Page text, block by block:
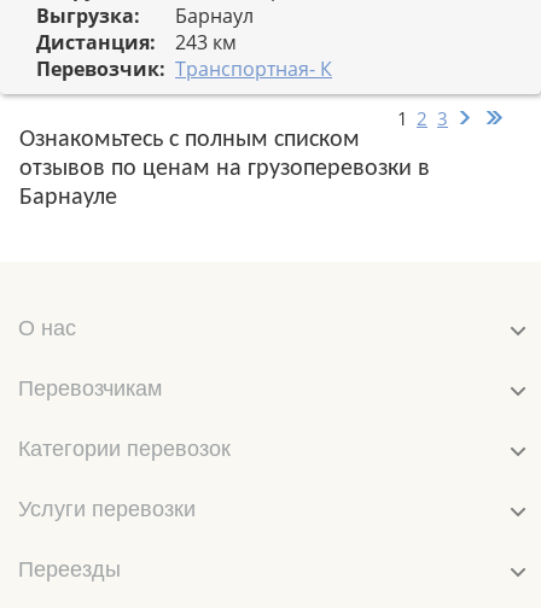
Выгрузка:
Барнаул
Дистанция:
243 км
Перевозчик: Транспортная- К
1 2 3
Ознакомьтесь с полным списком
отзывов по ценам на грузоперевозки в
Барнауле
О нас
Перевозчикам
Категории перевозок
Услуги перевозки
Переезды